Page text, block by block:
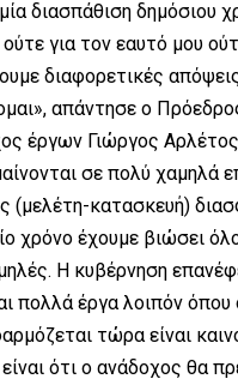
διασπάθιση δημόσιου
για τον εαυτό μου
διαφορετικές
απάντησε ο
έργων Γιώργος
σε πολύ χαμηλά
(μελέτη-κατασκευή)
χρόνο έχουμε βιώσει
Η κυβέρνηση
πολλά έργα λοιπόν
τώρα είναι
ότι ο ανάδοχος θα